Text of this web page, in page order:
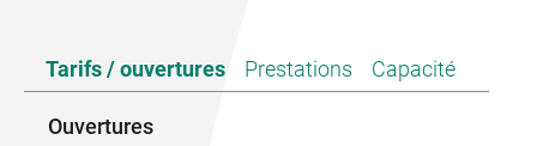
exceptionnel, sur les flancs d'une petite montagne
culminant à 600m, belle ferme du XVIIIème rénovée
dans un style traditionnel à louer toute l'année.
Tarifs / ouvertures Prestations Capacité
Ouvertures